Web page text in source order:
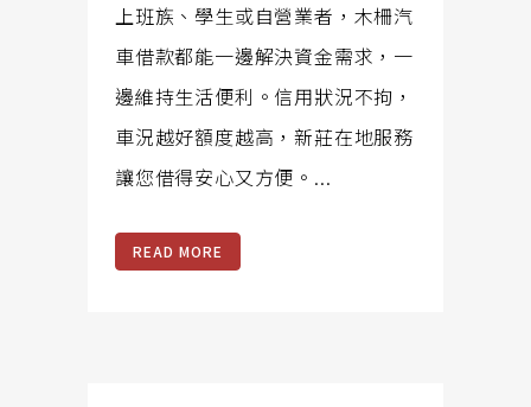
上班族、學生或自營業者，木柵汽
車借款都能一邊解決資金需求，一
邊維持生活便利。信用狀況不拘，
車況越好額度越高，新莊在地服務
讓您借得安心又方便。...
READ MORE